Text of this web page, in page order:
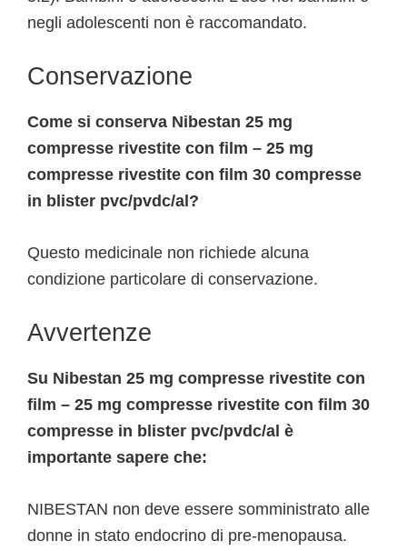
negli adolescenti non è raccomandato.
Conservazione
Come si conserva Nibestan 25 mg
compresse rivestite con film – 25 mg
compresse rivestite con film 30 compresse
in blister pvc/pvdc/al?
Questo medicinale non richiede alcuna
condizione particolare di conservazione.
Avvertenze
Su Nibestan 25 mg compresse rivestite con
film – 25 mg compresse rivestite con film 30
compresse in blister pvc/pvdc/al è
importante sapere che:
NIBESTAN non deve essere somministrato alle
donne in stato endocrino di pre-menopausa.